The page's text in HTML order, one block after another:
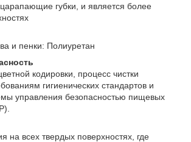
губки, и является более
и пенки: Полиуретан
кодировки, процесс чистки
гигиенических стандартов и
управления безопасностью пищевых
на всех твердых поверхностях, где